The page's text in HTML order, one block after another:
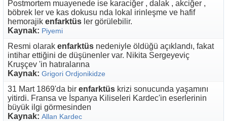
Postmortem muayenede ise karaciğer , dalak , akciğer ,
böbrek ler ve kas dokusu nda lokal irinleşme ve hafif
hemorajik enfarktüs ler görülebilir.
Kaynak: Piyemi
Resmi olarak enfarktüs nedeniyle öldüğü açıklandı, fakat
intihar ettiğini de düşünenler var. Nikita Sergeyeviç
Kruşçev 'in hatıralarına
Kaynak: Grigori Ordjonikidze
31 Mart 1869'da bir enfarktüs krizi sonucunda yaşamını
yitirdi. Fransa ve İspanya Kiliseleri Kardec'in eserlerinin
büyük ilgi görmesinden
Kaynak: Allan Kardec